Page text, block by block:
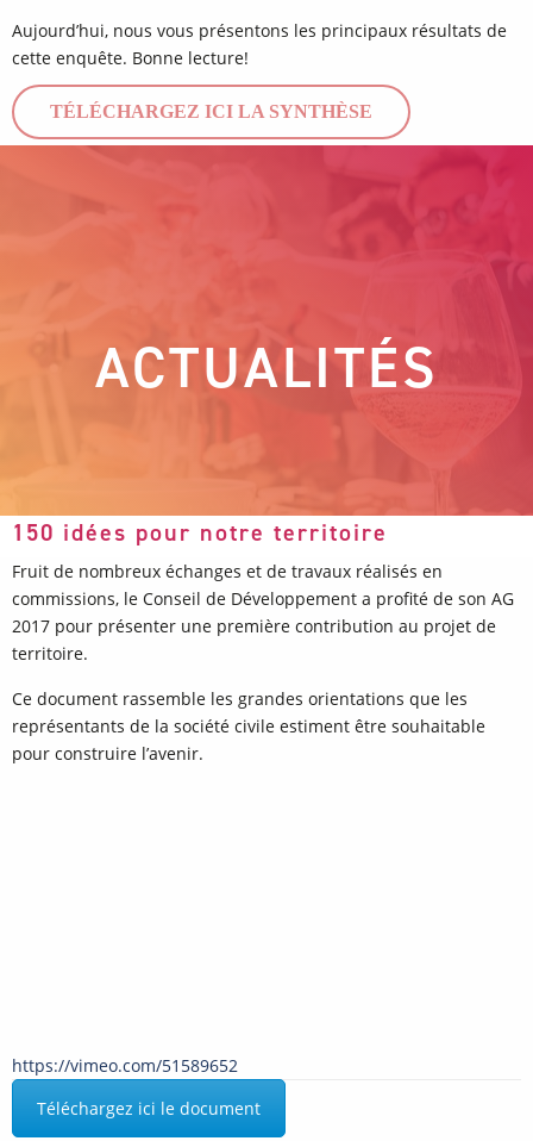
Aujourd’hui, nous vous présentons les principaux résultats de
cette enquête. Bonne lecture!
TÉLÉCHARGEZ ICI LA SYNTHÈSE
ACTUALITÉS
150 idées pour notre territoire
Fruit de nombreux échanges et de travaux réalisés en
commissions, le Conseil de Développement a profité de son AG
2017 pour présenter une première contribution au projet de
territoire.
Ce document rassemble les grandes orientations que les
représentants de la société civile estiment être souhaitable
pour construire l’avenir.
https://vimeo.com/51589652
Téléchargez ici le document